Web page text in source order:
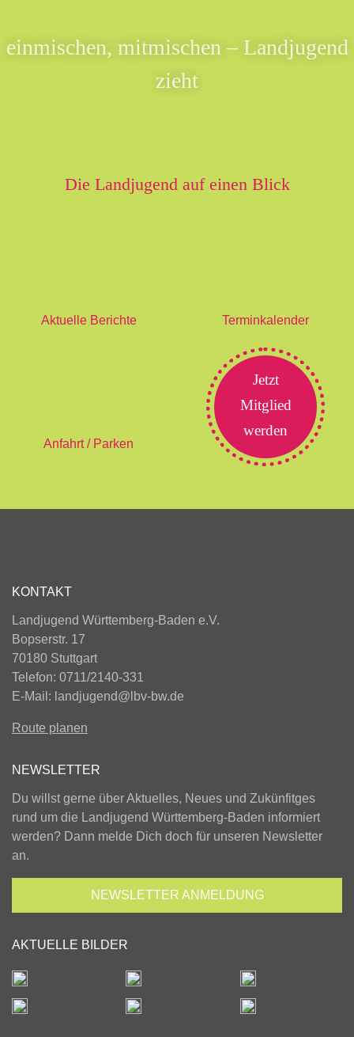
einmischen, mitmischen – Landjugend
zieht
Die Landjugend auf einen Blick
Aktuelle Berichte Terminkalender
Anfahrt / Parken
Jetzt
Mitglied
werden
KONTAKT
Landjugend Württemberg-Baden e.V.
Bopserstr. 17
70180 Stuttgart
Telefon: 0711/2140-331
E-Mail: landjugend@lbv-bw.de
Route planen
NEWSLETTER
Du willst gerne über Aktuelles, Neues und Zukünfitges
rund um die Landjugend Württemberg-Baden informiert
werden? Dann melde Dich doch für unseren Newsletter
an.
NEWSLETTER ANMELDUNG
AKTUELLE BILDER